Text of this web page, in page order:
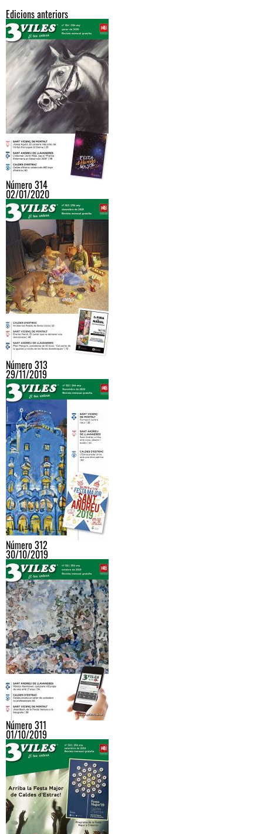
Edicions anteriors
Número 314
02/01/2020
Número 313
29/11/2019
Número 312
30/10/2019
Número 311
01/10/2019